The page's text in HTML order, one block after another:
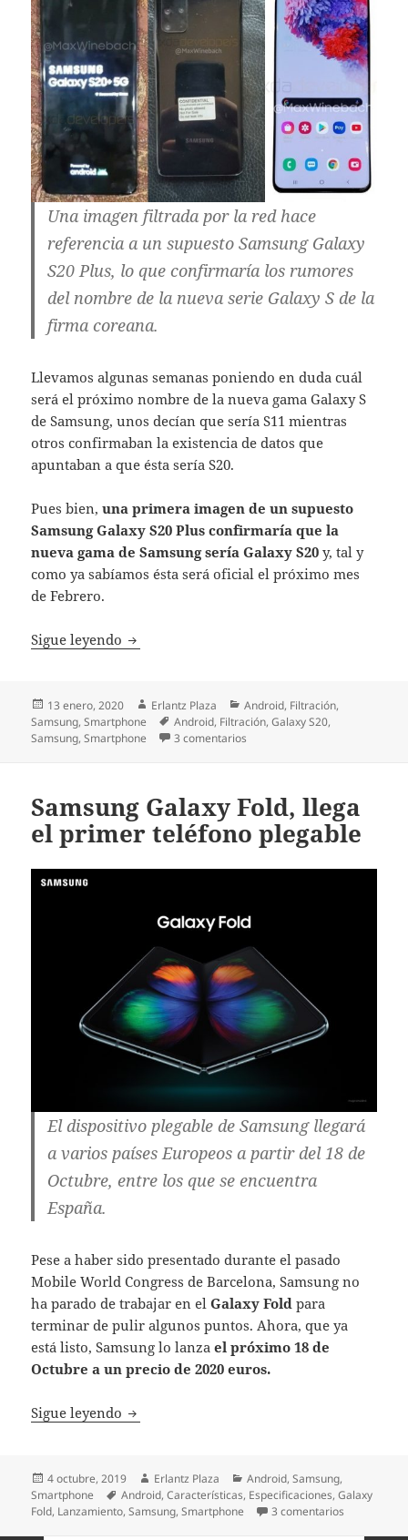
Una imagen filtrada por la red hace
referencia a un supuesto Samsung Galaxy
S20 Plus, lo que confirmaría los rumores
del nombre de la nueva serie Galaxy S de la
firma coreana.
Llevamos algunas semanas poniendo en duda cuál
será el próximo nombre de la nueva gama Galaxy S
de Samsung, unos decían que sería S11 mientras
otros confirmaban la existencia de datos que
apuntaban a que ésta sería S20.
Pues bien,una primera imagen de un supuesto
Samsung Galaxy S20 Plus confirmaría que la
nueva gama de Samsung sería Galaxy S20 y, tal y
como ya sabíamos ésta será oficial el próximo mes
de Febrero.
Sigue leyendo Se filtra la primera foto del nuevo Galaxy
Publicado
el
13 enero, 2020 Autor
Erlantz Plaza Categorías
Android, Filtración,
Samsung,Smartphone Etiquetas
Android, Filtración,Galaxy S20,
Samsung,Smartphone 3 comentarios
Samsung Galaxy Fold, llega
el primer teléfono plegable
El dispositivo plegable de Samsung llegará
a varios países Europeos a partir del 18 de
Octubre, entre los que se encuentra
España.
Pese a haber sido presentado durante el pasado
Mobile World Congress de Barcelona, Samsung no
ha parado de trabajar en elGalaxy Fold para
terminar de pulir algunos puntos. Ahora, que ya
está listo, Samsung lo lanzael próximo 18 de
Octubre a un precio de 2020 euros.
Sigue leyendo Samsung Galaxy Fold, llega el primer
Publicado
el
4 octubre, 2019 Autor
Erlantz Plaza Categorías
Android,Samsung,
Smartphone
Etiquetas
Android,Características, Especificaciones,Galaxy
Fold, Lanzamiento,Samsung,Smartphone 3 comentarios